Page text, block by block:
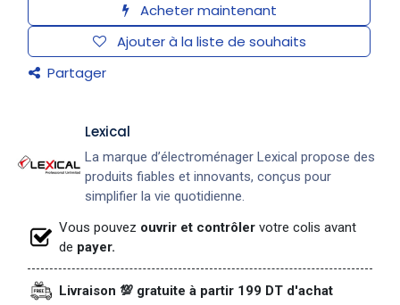
Acheter maintenant
Ajouter à la liste de souhaits
Partager
Lexical
La marque d’électroménager Lexical propose des
produits fiables et innovants, conçus pour
simplifier la vie quotidienne.
Vous pouvez ouvrir et contrôler votre colis avant
de payer.
Livraison 💯 gratuite à partir 199 DT d'achat